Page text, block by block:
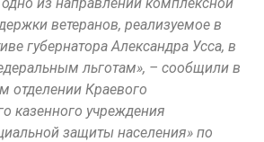
ветеранов, реализуемое в
губернатора Александра Усса, в
льготам», – сообщили в
отделении Краевого
казенного учреждения
защиты населения» по